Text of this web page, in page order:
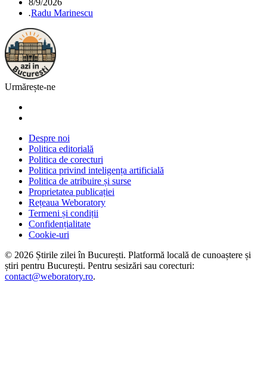
8/9/2026
.Radu Marinescu
Urmărește-ne
Despre noi
Politica editorială
Politica de corecturi
Politica privind inteligența artificială
Politica de atribuire și surse
Proprietatea publicației
Rețeaua Weboratory
Termeni și condiții
Confidențialitate
Cookie-uri
© 2026 Știrile zilei în București. Platformă locală de cunoaștere și
știri pentru București. Pentru sesizări sau corecturi:
contact@weboratory.ro.